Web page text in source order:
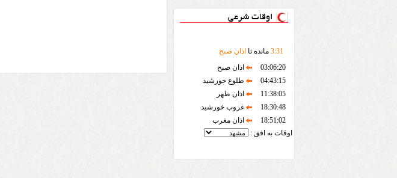
اوقات شرعی
3:31 مانده تا اذان صبح
03:06:20
اذان صبح
04:43:15
طلوع خورشید
11:38:05
اذان ظهر
18:30:48
غروب خورشید
18:51:02
اذان مغرب
اوقات به افق :